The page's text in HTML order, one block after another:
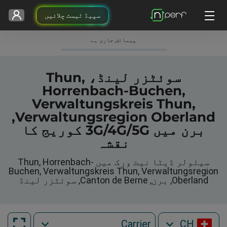
سپیڈ ٹیسٹ چلائیں
پیمائش جاری ہے
سوئٹزر لینڈ، Thun,
Horrenbach-Buchen,
Verwaltungskreis Thun,
Verwaltungsregion Oberland,
برن میں 3G/4G/5G کوریج کا
نقشہ
سیلولر ڈیٹا نیٹ ورک میں Thun, Horrenbach-
Buchen, Verwaltungskreis Thun, Verwaltungsregion
Oberland, برن, Canton de Berne, سوئٹزر لینڈ
CH